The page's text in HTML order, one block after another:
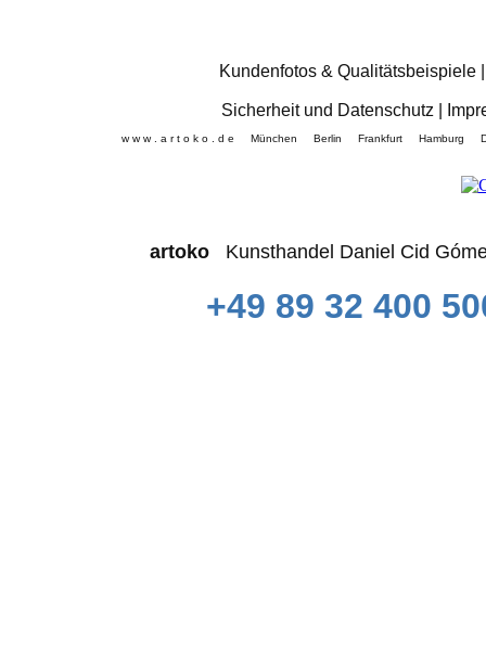
Kundenfotos & Qualitätsbeispiele
Sicherheit und Datenschutz
w w w . a r t o k o . d e München Berlin Frankfurt
artokoKunsthandel Daniel Cid
+49 89 32